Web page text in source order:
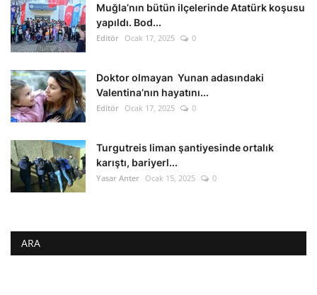
Muğla’nın bütün ilçelerinde Atatürk koşusu
yapıldı. Bod...
Editör Ocak 17, 2025 0
Doktor olmayan Yunan adasındaki
Valentina’nın hayatını...
Editör Ocak 17, 2025 0
Turgutreis liman şantiyesinde ortalık
karıştı, bariyerl...
Yasar Anter Ocak 15, 2025 0
ARA